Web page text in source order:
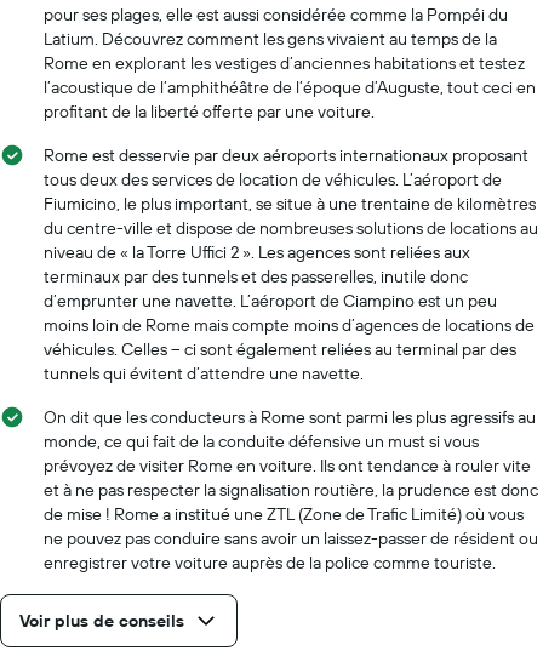
pour ses plages, elle est aussi considérée comme la Pompéi du
Latium. Découvrez comment les gens vivaient au temps de la
Rome en explorant les vestiges d’anciennes habitations et testez
l’acoustique de l’amphithéâtre de l’époque d’Auguste, tout ceci en
profitant de la liberté offerte par une voiture.
Rome est desservie par deux aéroports internationaux proposant
tous deux des services de location de véhicules. L’aéroport de
Fiumicino, le plus important, se situe à une trentaine de kilomètres
du centre-ville et dispose de nombreuses solutions de locations au
niveau de « la Torre Uffici 2 ». Les agences sont reliées aux
terminaux par des tunnels et des passerelles, inutile donc
d’emprunter une navette. L’aéroport de Ciampino est un peu
moins loin de Rome mais compte moins d’agences de locations de
véhicules. Celles – ci sont également reliées au terminal par des
tunnels qui évitent d’attendre une navette.
On dit que les conducteurs à Rome sont parmi les plus agressifs au
monde, ce qui fait de la conduite défensive un must si vous
prévoyez de visiter Rome en voiture. Ils ont tendance à rouler vite
et à ne pas respecter la signalisation routière, la prudence est donc
de mise ! Rome a institué une ZTL (Zone de Trafic Limité) où vous
ne pouvez pas conduire sans avoir un laissez-passer de résident ou
enregistrer votre voiture auprès de la police comme touriste.
Voir plus de conseils